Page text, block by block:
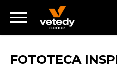
FOTOTECA